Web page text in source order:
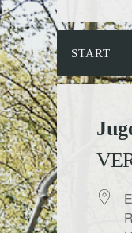
Zum
Inhalt
springen
START